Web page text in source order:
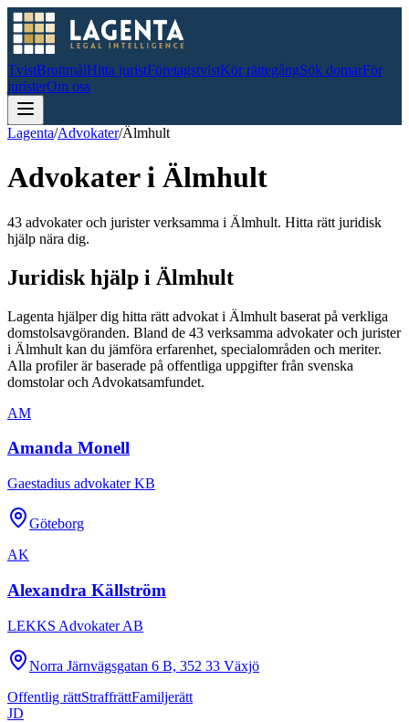
TvistBrottmålHitta juristFöretagstvistKör rättegångSök domarFör
juristerOm oss
Lagenta/Advokater/Älmhult
Advokater i Älmhult
43 advokater och jurister verksamma i Älmhult. Hitta rätt juridisk
hjälp nära dig.
Juridisk hjälp i Älmhult
Lagenta hjälper dig hitta rätt advokat i Älmhult baserat på verkliga
domstolsavgöranden. Bland de 43 verksamma advokater och jurister
i Älmhult kan du jämföra erfarenhet, specialområden och meriter.
Alla profiler är baserade på offentliga uppgifter från svenska
domstolar och Advokatsamfundet.
AM
Amanda Monell
Gaestadius advokater KB
Göteborg
AK
Alexandra Källström
LEKKS Advokater AB
Norra Järnvägsgatan 6 B, 352 33 Växjö
Offentlig rättStraffrättFamiljerätt
JD